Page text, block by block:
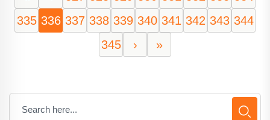
335 336 337 338 339 340 341 342 343 344
345
› »